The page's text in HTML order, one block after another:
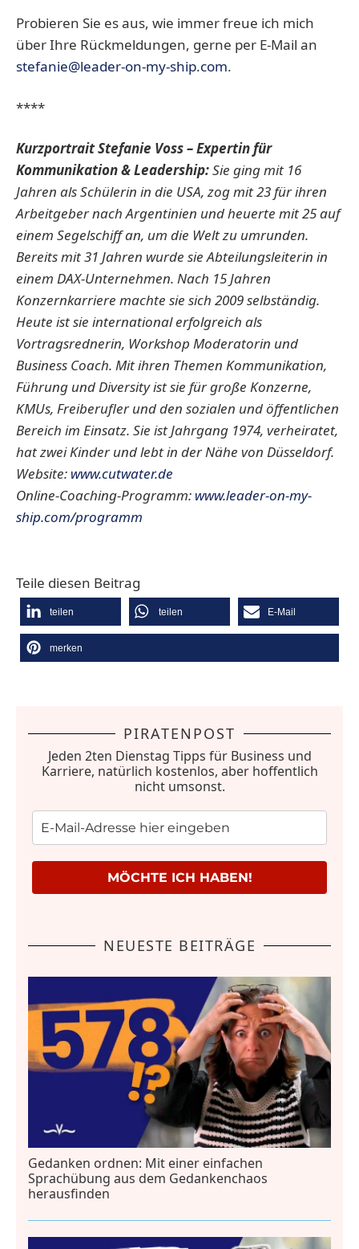
Probieren Sie es aus, wie immer freue ich mich
über Ihre Rückmeldungen, gerne per E-Mail an
stefanie@leader-on-my-ship.com.
****
Kurzportrait Stefanie Voss– Expertin für
Kommunikation & Leadership:Sie ging mit 16
Jahren als Schülerin in die USA, zog mit 23 für ihren
Arbeitgeber nach Argentinien und heuerte mit 25 auf
einem Segelschiff an, um die Welt zu umrunden.
Bereits mit 31 Jahren wurde sie Abteilungsleiterin in
einem DAX-Unternehmen. Nach 15 Jahren
Konzernkarriere machte sie sich 2009 selbständig.
Heute ist sie international erfolgreich als
Vortragsrednerin, Workshop Moderatorin und
Business Coach. Mit ihren Themen Kommunikation,
Führung und Diversity ist sie für große Konzerne,
KMUs, Freiberufler und den sozialen und öffentlichen
Bereich im Einsatz. Sie ist Jahrgang 1974, verheiratet,
hat zwei Kinder und lebt in der Nähe von Düsseldorf.
Website: www.cutwater.de
Online-Coaching-Programm: www.leader-on-my-
ship.com/programm
Teile diesen Beitrag
teilen teilen E-Mail
merken
PIRATENPOST
Jeden 2ten Dienstag Tipps für Business und
Karriere, natürlich kostenlos, aber hoffentlich
nicht umsonst.
MÖCHTE ICH HABEN!
NEUESTE BEITRÄGE
Gedanken ordnen: Mit einer einfachen
Sprachübung aus dem Gedankenchaos
herausfinden